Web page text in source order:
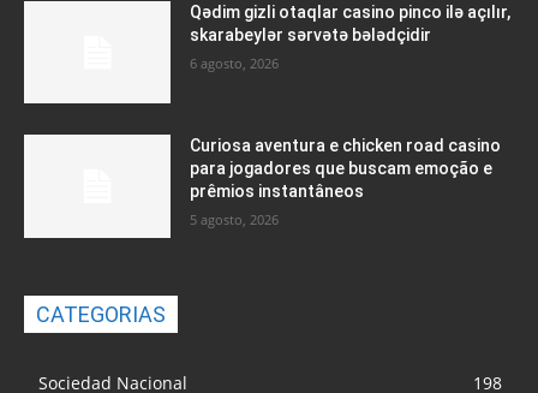
Qədim gizli otaqlar casino pinco ilə açılır,
skarabeylər sərvətə bələdçidir
6 agosto, 2026
Curiosa aventura e chicken road casino
para jogadores que buscam emoção e
prêmios instantâneos
5 agosto, 2026
CATEGORIAS
Sociedad Nacional
198